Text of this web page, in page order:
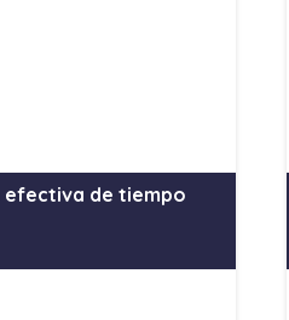
efectiva de tiempo